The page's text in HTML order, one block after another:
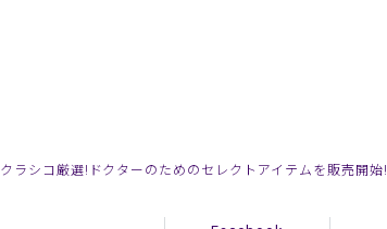
クラシコ厳選!ドクターのためのセレクトアイテムを販売開始!